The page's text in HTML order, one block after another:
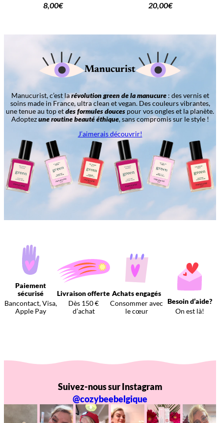
8,00€
20,00€
Manucurist
Manucurist, c’est larévolution green de la manucure: des vernis et
soins made in France, ultra clean et vegan. Des couleurs vibrantes,
une tenue au top etdes formules douces pour vos ongles et la planète.
Adoptezune routine beauté éthique, sans compromis sur le style !
J’aimerais découvrir!
Paiement
sécurisé
Bancontact, Visa,
Apple Pay
Livraison offerte
Dès 150 €
d’achat
Achats engagés
Consommer avec
le cœur
Besoin d’aide?
On est là!
Suivez-nous sur Instagram
@cozybeebelgique